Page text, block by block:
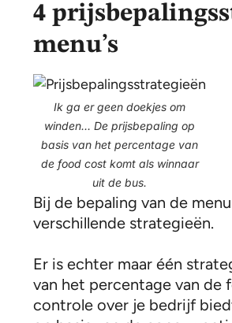
4
menu’s
Ik ga er geen doekjes om
winden… De prijsbepaling op
basis van het percentage van
de food cost komt als winnaar
uit de bus.
Bij de bepaling van de
verschillende strategieën.
Er is echter maar één
van het percentage van de
controle over je bedrijf